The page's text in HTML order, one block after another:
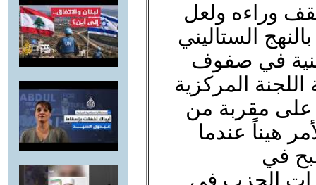
وراءه ولعل
الستاليني
في صفوف
اللجنة المركزية
مقربة من
هيناً عندما
في
الحزب في